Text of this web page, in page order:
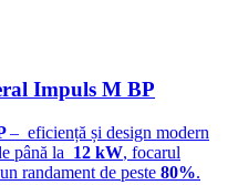
Impuls M BP
– eficiență și design modern
până la 12 kW, focarul
randament de peste 80%.